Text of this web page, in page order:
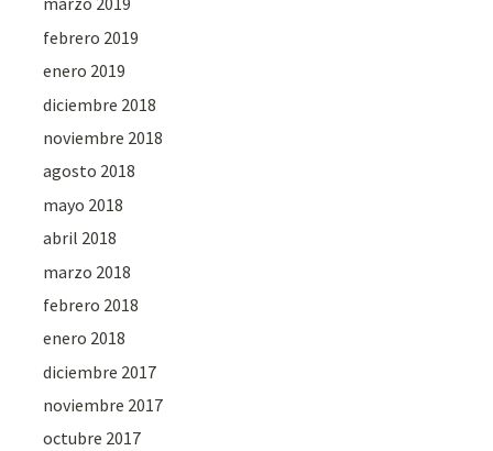
febrero 2019
enero 2019
diciembre 2018
noviembre 2018
agosto 2018
mayo 2018
abril 2018
marzo 2018
febrero 2018
enero 2018
diciembre 2017
noviembre 2017
octubre 2017